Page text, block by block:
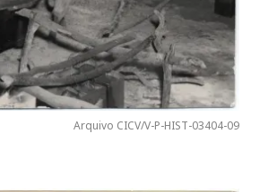
Arquivo CICV/V-P-HIST-03404-09